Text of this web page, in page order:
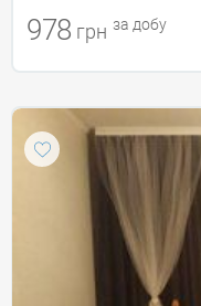
978 грн за добу